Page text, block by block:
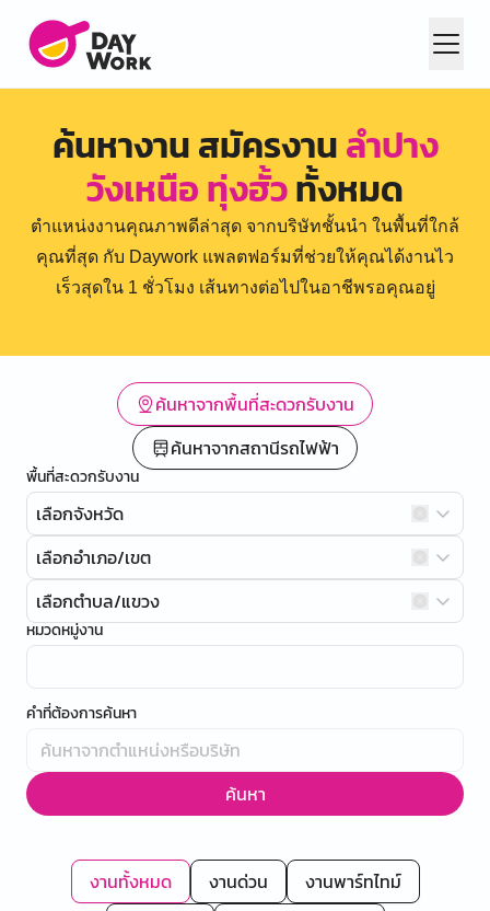
ค้นหางาน สมัครงานลำปาง
วังเหนือ ทุ่งฮั้วทั้งหมด
ตำแหน่งงานคุณภาพดีล่าสุด จากบริษัทชั้นนำ ในพื้นที่ใกล้
คุณที่สุด กับ Daywork แพลตฟอร์มที่ช่วยให้คุณได้งานไว
เร็วสุดใน 1 ชั่วโมง เส้นทางต่อไปในอาชีพรอคุณอยู่
ค้นหาจากพื้นที่สะดวกรับงาน
ค้นหาจากสถานีรถไฟฟ้า
พื้นที่สะดวกรับงาน
เลือกจังหวัด
เลือกอำเภอ/เขต
เลือกตำบล/แขวง
หมวดหมู่งาน
คำที่ต้องการค้นหา
ค้นหา
งานทั้งหมด งานด่วน
งานพาร์ทไทม์